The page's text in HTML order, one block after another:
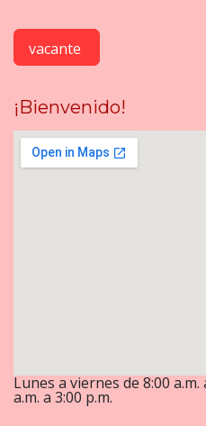
vacante
¡Bienvenido!
Lunes a viernes de 8:00 a.m.
a.m. a 3:00 p.m.